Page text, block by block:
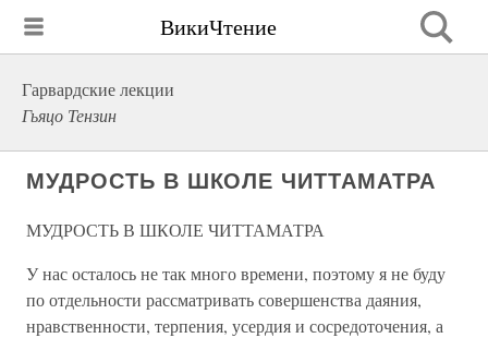
ВикиЧтение
Гарвардские лекции
Гьяцо Тензин
МУДРОСТЬ В ШКОЛЕ ЧИТТАМАТРА
МУДРОСТЬ В ШКОЛЕ ЧИТТАМАТРА
У нас осталось не так много времени, поэтому я не буду
по отдельности рассматривать совершенства даяния,
нравственности, терпения, усердия и сосредоточения, а